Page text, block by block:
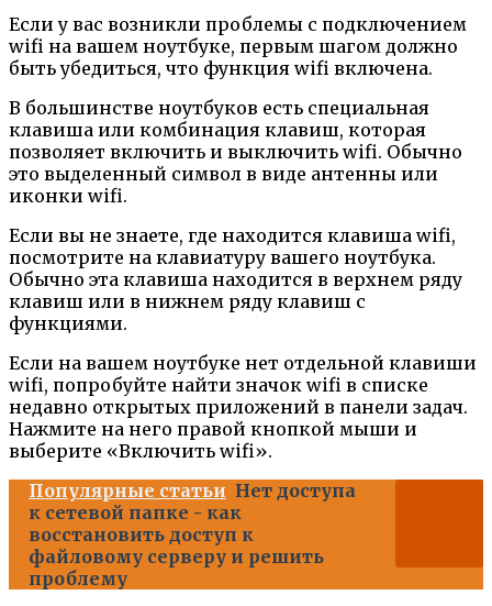
Если у вас возникли проблемы с подключением
wifi на вашем ноутбуке, первым шагом должно
быть убедиться, что функция wifi включена.
В большинстве ноутбуков есть специальная
клавиша или комбинация клавиш, которая
позволяет включить и выключить wifi. Обычно
это выделенный символ в виде антенны или
иконки wifi.
Если вы не знаете, где находится клавиша wifi,
посмотрите на клавиатуру вашего ноутбука.
Обычно эта клавиша находится в верхнем ряду
клавиш или в нижнем ряду клавиш с
функциями.
Если на вашем ноутбуке нет отдельной клавиши
wifi, попробуйте найти значок wifi в списке
недавно открытых приложений в панели задач.
Нажмите на него правой кнопкой мыши и
выберите «Включить wifi».
Популярные статьи Нет доступа
к сетевой папке - как
восстановить доступ к
файловому серверу и решить
проблему